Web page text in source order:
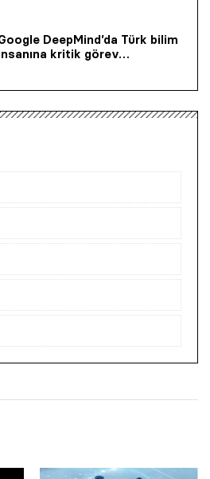
DeepMind’da Türk bilim
kritik görev…